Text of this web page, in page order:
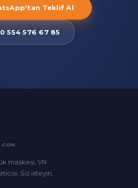
Teklif Al
554 576 67 85
maskesi, VR
Siz isteyin,